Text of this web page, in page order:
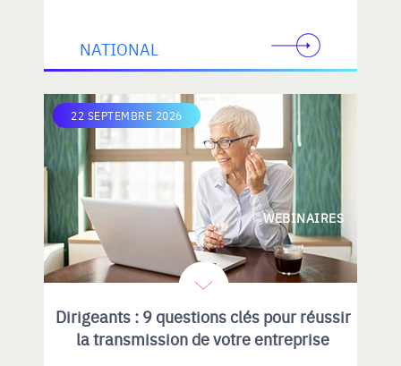
NATIONAL
22 SEPTEMBRE 2026
WEBINAIRES
Dirigeants : 9 questions clés pour réussir
la transmission de votre entreprise